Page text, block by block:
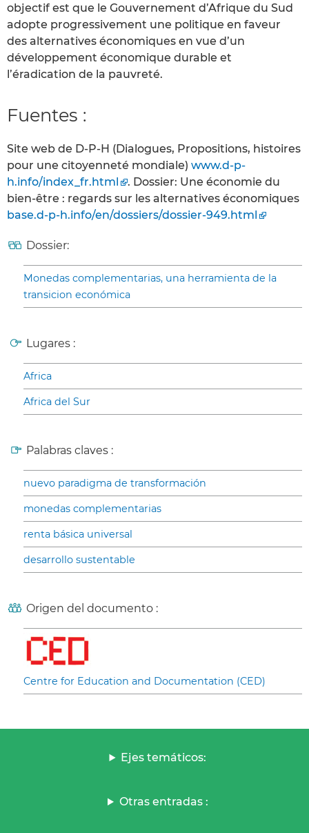
objectif est que le Gouvernement d’Afrique du Sud
adopte progressivement une politique en faveur
des alternatives économiques en vue d’un
développement économique durable et
l’éradication de la pauvreté.
Fuentes :
Site web de D-P-H (Dialogues, Propositions, histoires
pour une citoyenneté mondiale) www.d-p-
h.info/index_fr.html
. Dossier: Une économie du
bien-être : regards sur les alternatives économiques
base.d-p-h.info/en/dossiers/dossier-949.html
Dossier:
Monedas complementarias, una herramienta de la
transicion económica
Lugares :
Africa
Africa del Sur
Palabras claves :
nuevo paradigma de transformación
monedas complementarias
renta básica universal
desarrollo sustentable
Origen del documento :
Centre for Education and Documentation (CED)
Ejes temáticos:
Otras entradas :